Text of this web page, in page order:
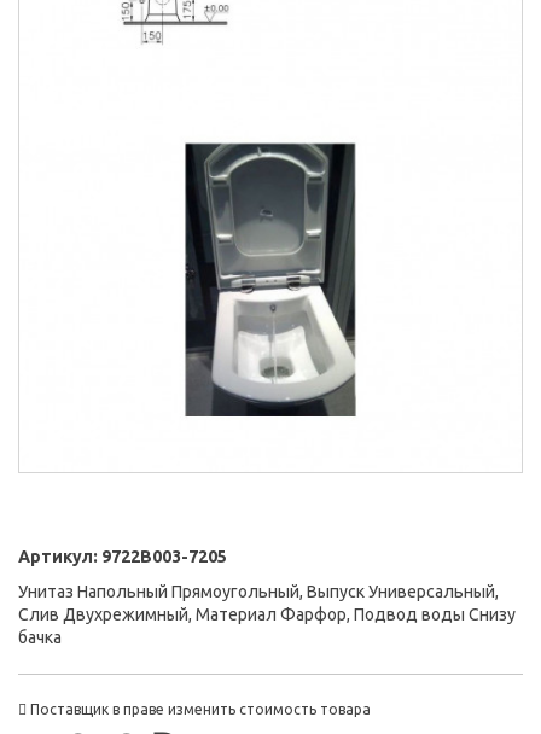
Артикул: 9722B003-7205
Унитаз Напольный Прямоугольный, Выпуск Универсальный,
Слив Двухрежимный, Материал Фарфор, Подвод воды Снизу
бачка
Поставщик в праве изменить стоимость товара